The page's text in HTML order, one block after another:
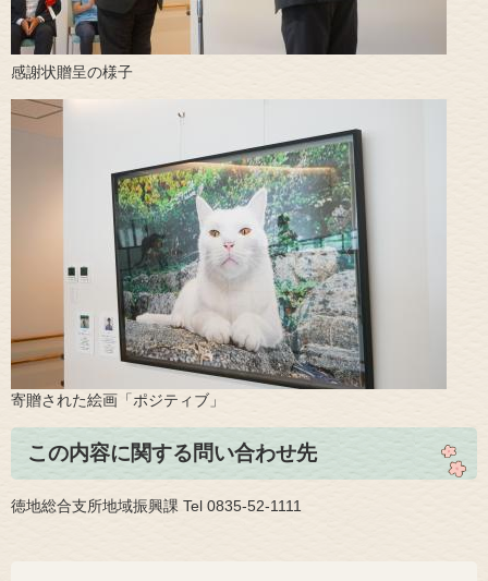
​感謝状贈呈の様子
​寄贈された絵画「ポジティブ」
この内容に関する問い合わせ先
徳地総合支所地域振興課 Tel 0835-52-1111